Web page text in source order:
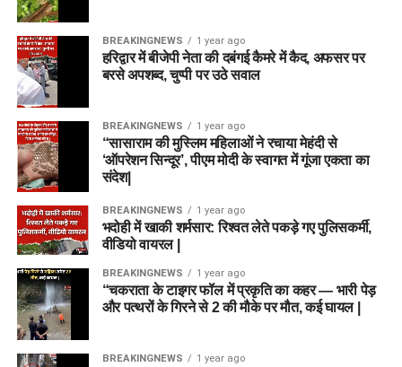
BREAKINGNEWS 1 year ago
हरिद्वार में बीजेपी नेता की दबंगई कैमरे में कैद, अफसर पर
बरसे अपशब्द, चुप्पी पर उठे सवाल
BREAKINGNEWS 1 year ago
“सासाराम की मुस्लिम महिलाओं ने रचाया मेहंदी से
‘ऑपरेशन सिन्दूर’, पीएम मोदी के स्वागत में गूंजा एकता का
संदेश|
BREAKINGNEWS 1 year ago
भदोही में खाकी शर्मसार: रिश्वत लेते पकड़े गए पुलिसकर्मी,
वीडियो वायरल |
BREAKINGNEWS 1 year ago
“चकराता के टाइगर फॉल में प्रकृति का कहर — भारी पेड़
और पत्थरों के गिरने से 2 की मौके पर मौत, कई घायल |
BREAKINGNEWS 1 year ago